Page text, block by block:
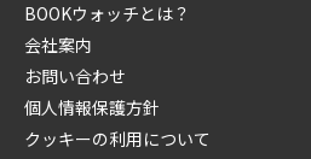
BOOKウォッチとは？
会社案内
お問い合わせ
個人情報保護方針
クッキーの利用について